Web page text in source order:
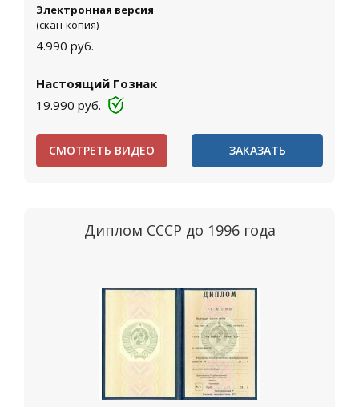
Электронная версия
(скан-копия)
4.990 руб.
Настоящий Гознак
19.990 руб.
СМОТРЕТЬ ВИДЕО ЗАКАЗАТЬ
Диплом СССР до 1996 года